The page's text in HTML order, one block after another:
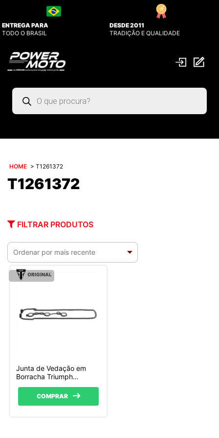
ENTREGA PARA
TODO O BRASIL
DESDE 2011
TRADIÇÃO E QUALIDADE
Pesquisar
produtos
HOME > T1261372
T1261372
FILTRAR PRODUTOS
ORIGINAL
Junta de Vedação em
Borracha Triumph
COMPRAR